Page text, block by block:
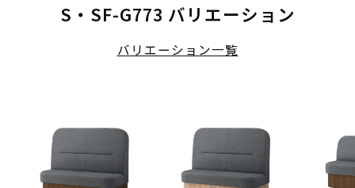
S・SF-G773 バリエーション
バリエーション一覧